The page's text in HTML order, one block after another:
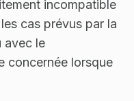
incompatible
cas prévus par la
avec le
concernée lorsque